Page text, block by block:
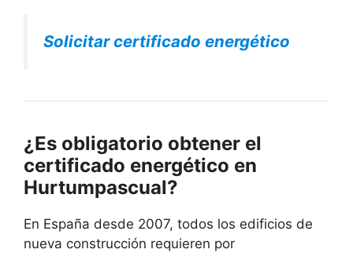
Solicitar certificado energético
¿Es obligatorio obtener el
certificado energético en
Hurtumpascual?
En España desde 2007, todos los edificios de
nueva construcción requieren por